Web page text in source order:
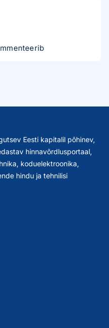
Eesti kapitalil põhinev,
hinnavõrdlusportaal,
koduelektroonika,
hindu ja tehnilisi